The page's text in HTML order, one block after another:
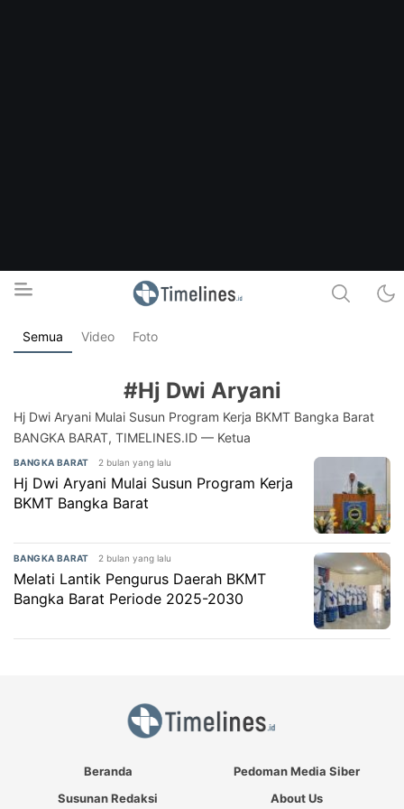
Timelines.id
Media Literasi, Sejarah & Budaya
Semua Video Foto
#Hj Dwi Aryani
Hj Dwi Aryani Mulai Susun Program Kerja BKMT Bangka Barat
BANGKA BARAT, TIMELINES.ID — Ketua
BANGKA BARAT 2 bulan yang lalu
Hj Dwi Aryani Mulai Susun Program Kerja
BKMT Bangka Barat
BANGKA BARAT 2 bulan yang lalu
Melati Lantik Pengurus Daerah BKMT
Bangka Barat Periode 2025-2030
Beranda
Pedoman Media Siber
Susunan Redaksi
About Us